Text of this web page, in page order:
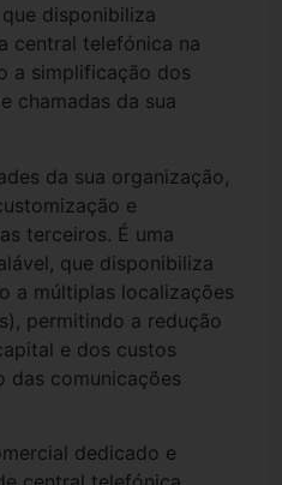
disponibiliza
central telefónica na
a simplificação dos
chamadas da sua
da sua organização,
e
terceiros. É uma
que disponibiliza
a múltiplas localizações
permitindo a redução
e dos custos
das comunicações
dedicado e